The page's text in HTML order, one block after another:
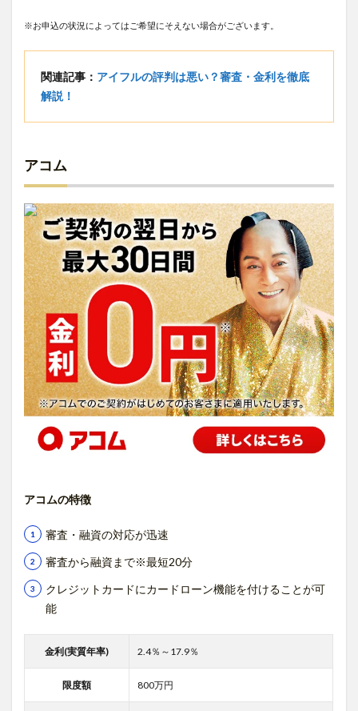
※お申込の状況によってはご希望にそえない場合がございます。
関連記事： アイフルの評判は悪い？審査・金利を徹底
解説！
アコム
アコムの特徴
審査・融資の対応が迅速
審査から融資まで※最短20分
クレジットカードにカードローン機能を付けることが可
能
金利(実質年率) 2.4％～17.9％
限度額 800万円